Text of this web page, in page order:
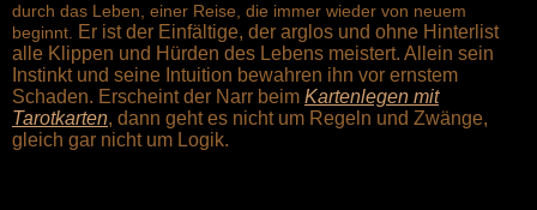
durch das Leben, einer Reise, die immer wieder von neuem
beginnt.
Er ist der Einfältige, der arglos und ohne Hinterlist
alle Klippen und Hürden des Lebens meistert. Allein sein
Instinkt und seine Intuition bewahren ihn vor ernstem
Schaden. Erscheint der Narr beim Kartenlegen mit
Tarotkarten, dann geht es nicht um Regeln und Zwänge,
gleich gar nicht um Logik.